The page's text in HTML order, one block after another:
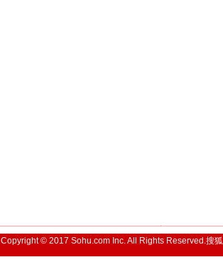
Copyright © 2017 Sohu.com Inc. All Rights Reserved.搜